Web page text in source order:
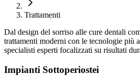
Trattamenti
Dal design del sorriso alle cure dentali
trattamenti moderni con le tecnologie più
specialisti esperti focalizzati su risultati
Impianti Sottoperiostei